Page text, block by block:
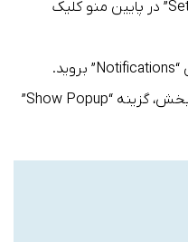
رفتن به تنظیمات: بر روی “Settings” در پایین منو کلیک
غیرفعال کردن پاپ آپ‌ها: در این بخش، گزینه “Show Popup”